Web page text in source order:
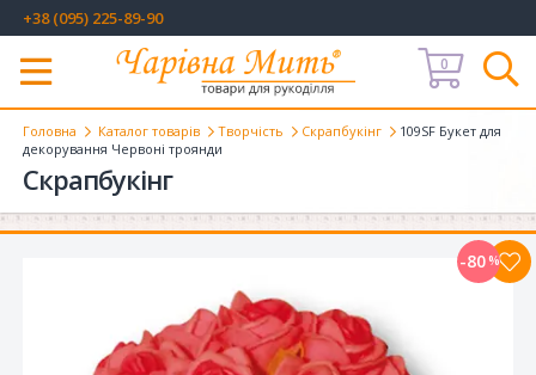
+38 (095) 225-89-90
Меню
0
Головна Каталог товарів Творчість Скрапбукінг
109SF Букет для
декорування Червоні троянди
Скрапбукінг
-80%